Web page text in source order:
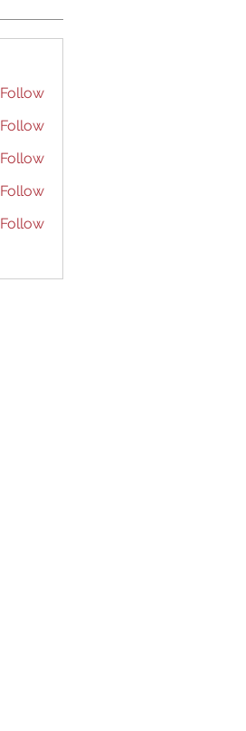
Follow
Follow
Follow
Follow
Follow